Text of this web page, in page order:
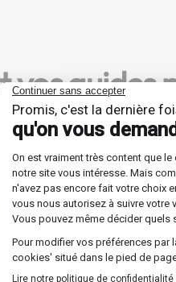
vos
où chaque leçon est
sélection de 4000
professeurs qualifiés
notre vaste réseau du